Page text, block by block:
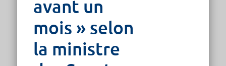
avant un
mois » selon
la ministre